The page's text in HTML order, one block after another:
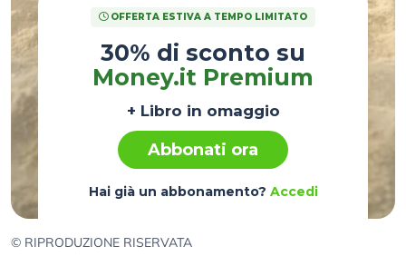
OFFERTA ESTIVA A TEMPO LIMITATO
30% di sconto su
Money.it Premium
+ Libro in omaggio
Abbonati ora
Hai già un abbonamento? Accedi
© RIPRODUZIONE RISERVATA